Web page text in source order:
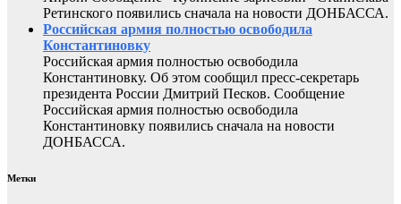
Ретинского появились сначала на новости ДОНБАССА.
Российская армия полностью освободила
Константиновку
Российская армия полностью освободила
Константиновку. Об этом сообщил пресс-секретарь
президента России Дмитрий Песков. Сообщение
Российская армия полностью освободила
Константиновку появились сначала на новости
ДОНБАССА.
Метки